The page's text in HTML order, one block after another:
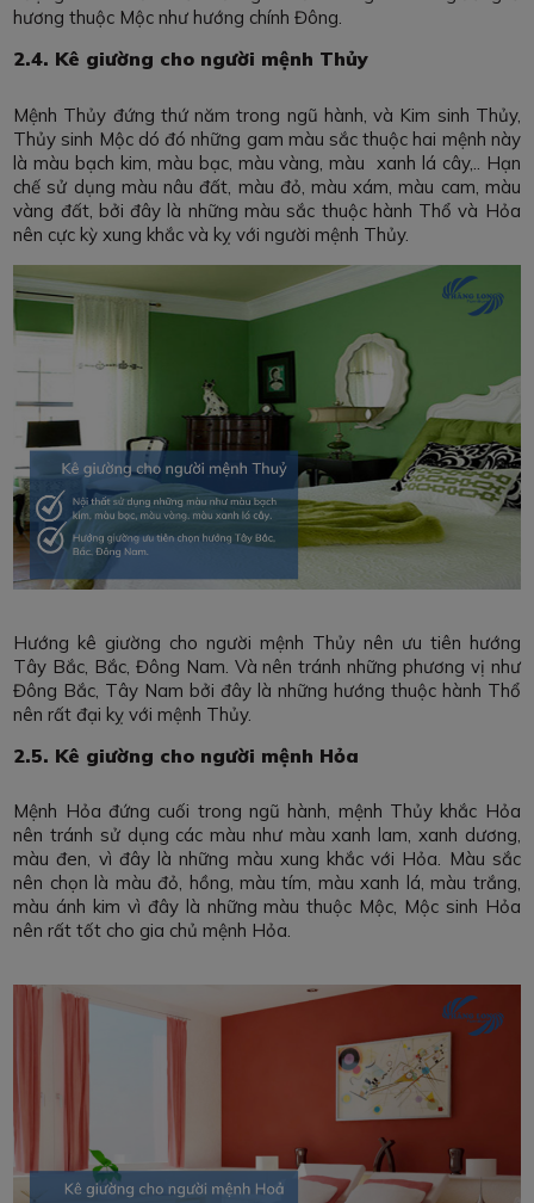
hương thuộc Mộc như hướng chính Đông.
2.4. Kê giường cho người mệnh Thủy
Mệnh Thủy đứng thứ năm trong ngũ hành, và Kim sinh Thủy,
Thủy sinh Mộc dó đó những gam màu sắc thuộc hai mệnh này
là màu bạch kim, màu bạc, màu vàng, màu xanh lá cây,.. Hạn
chế sử dụng màu nâu đất, màu đỏ, màu xám, màu cam, màu
vàng đất, bởi đây là những màu sắc thuộc hành Thổ và Hỏa
nên cực kỳ xung khắc và kỵ với người mệnh Thủy.
Hướng kê giường cho người mệnh Thủy nên ưu tiên hướng
Tây Bắc, Bắc, Đông Nam. Và nên tránh những phương vị như
Đông Bắc, Tây Nam bởi đây là những hướng thuộc hành Thổ
nên rất đại kỵ với mệnh Thủy.
2.5. Kê giường cho người mệnh Hỏa
Mệnh Hỏa đứng cuối trong ngũ hành, mệnh Thủy khắc Hỏa
nên tránh sử dụng các màu như màu xanh lam, xanh dương,
màu đen, vì đây là những màu xung khắc với Hỏa. Màu sắc
nên chọn là màu đỏ, hồng, màu tím, màu xanh lá, màu trắng,
màu ánh kim vì đây là những màu thuộc Mộc, Mộc sinh Hỏa
nên rất tốt cho gia chủ mệnh Hỏa.